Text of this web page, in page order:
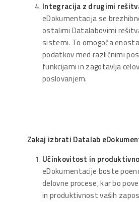
Integracija z drugimi
eDokumentacija se
ostalimi Datalabovimi
sistemi. To omogoča
podatkov med različnimi
funkcijami in zagotavlja
poslovanjem.
Zakaj izbrati Datalab
Učinkovitost in
eDokumentacije boste
delovne procese, kar bo
in produktivnost vaših